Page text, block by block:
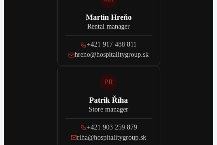
Martin Hreňo
Rental manager
+421 917 488 811
hreno@hospitalitygroup.sk
PR
Patrik Říha
Store manager
+421 903 259 879
riha@hospitalitygroup.sk